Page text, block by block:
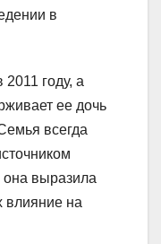
в
году, а
ее дочь
всегда
она выразила
влияние на